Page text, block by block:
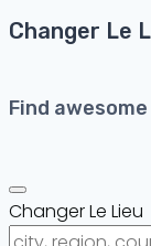
Changer Le
Find
Changer Le Lieu